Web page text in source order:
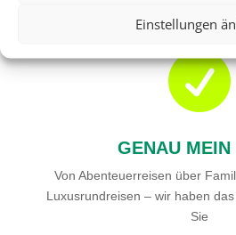
Einstellungen

GENAU MEIN
Von Abenteuerreisen über
Luxusrundreisen – wir haben
Sie